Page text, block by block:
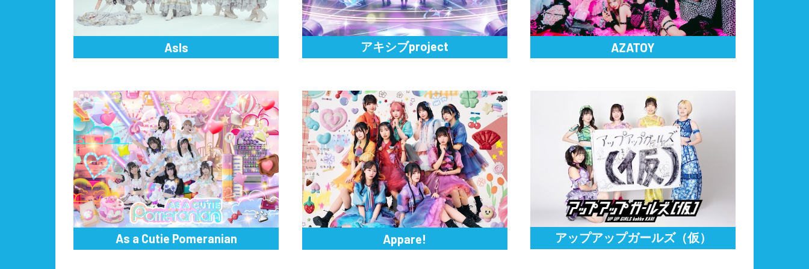
AsIs アキシブproject AZATOY
As a Cutie Pomeranian Appare! アップアップガールズ（仮）